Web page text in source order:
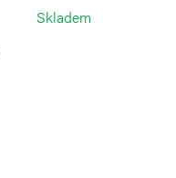
Skladem